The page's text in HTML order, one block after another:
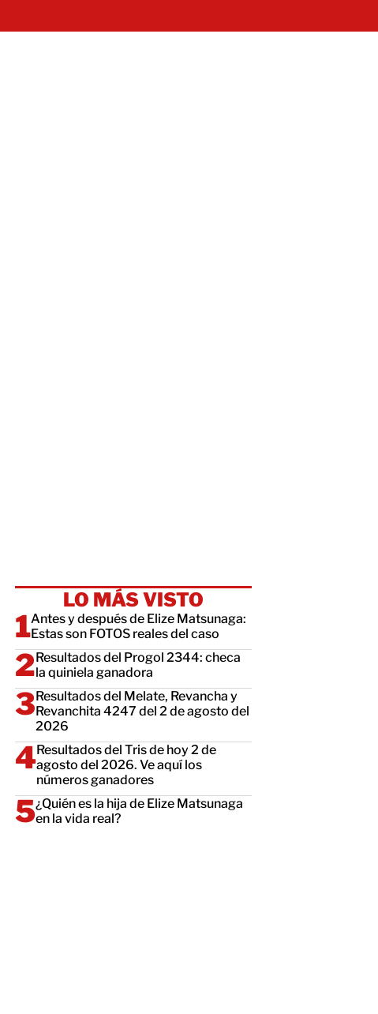
LO MÁS VISTO
Antes y después de Elize Matsunaga:
Estas son FOTOS reales del caso
Resultados del Progol 2344: checa
la quiniela ganadora
Resultados del Melate, Revancha y
Revanchita 4247 del 2 de agosto del
2026
Resultados del Tris de hoy 2 de
agosto del 2026. Ve aquí los
números ganadores
¿Quién es la hija de Elize Matsunaga
en la vida real?